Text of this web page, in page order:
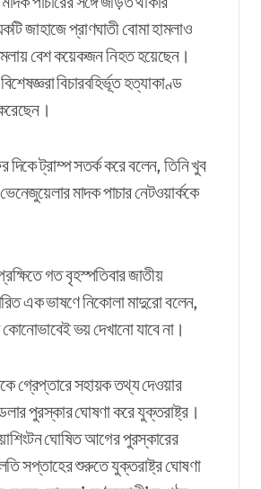
জাহাজে প্রাণঘাতী বোমা হামলাও
বেশ কয়েকজন নিহত হয়েছেন।
বিশেষজ্ঞরাবিচারবহির্ভূতহত্যাকাণ্ড
।
ট্রাম্প সতর্ক করে বলেন, তিনি খুব
মাদক পাচার নেটওয়ার্ককে
গত বৃহস্পতিবার জাতীয়
এক ভাষণে নিকোলা মাদুরো বলেন,
ভয় দেখানো যাবে না।
গ্রেপ্তারে সহায়ক তথ্য দেওয়ার
পুরস্কার ঘোষণা করে যুক্তরাষ্ট্র।
ঘোষিত আগের পুরস্কারের
সপ্তাহের শুরুতে যুক্তরাষ্ট্র ঘোষণা